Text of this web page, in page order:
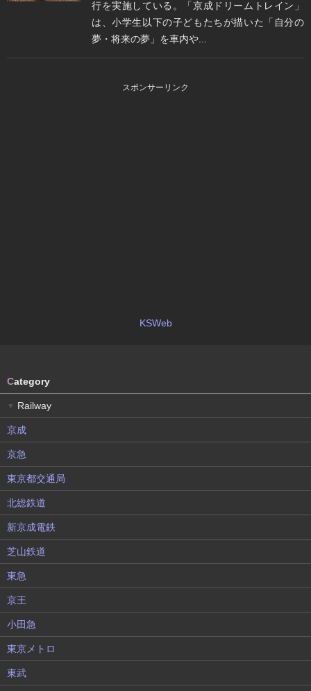
行を実施している。「京成ドリームトレイン」
は、小学生以下の子どもたちが描いた「自分の
夢・将来の夢」を車内や...
スポンサーリンク
KSWeb
Category
▼ Railway
京成
京急
東京都交通局
北総鉄道
新京成電鉄
芝山鉄道
東急
京王
小田急
東京メトロ
東武